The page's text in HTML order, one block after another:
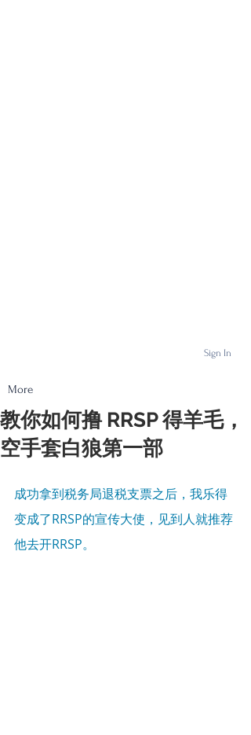
Sign In
More
教你如何撸 RRSP 得羊毛，
空手套白狼第一部
成功拿到税务局退税支票之后，我乐得
变成了RRSP的宣传大使，见到人就推荐
他去开RRSP。